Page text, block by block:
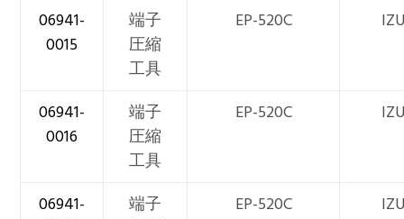
06941-
0015
端子
圧縮
工具
EP-520C
06941-
0016
端子
圧縮
工具
EP-520C
06941-
端子
EP-520C